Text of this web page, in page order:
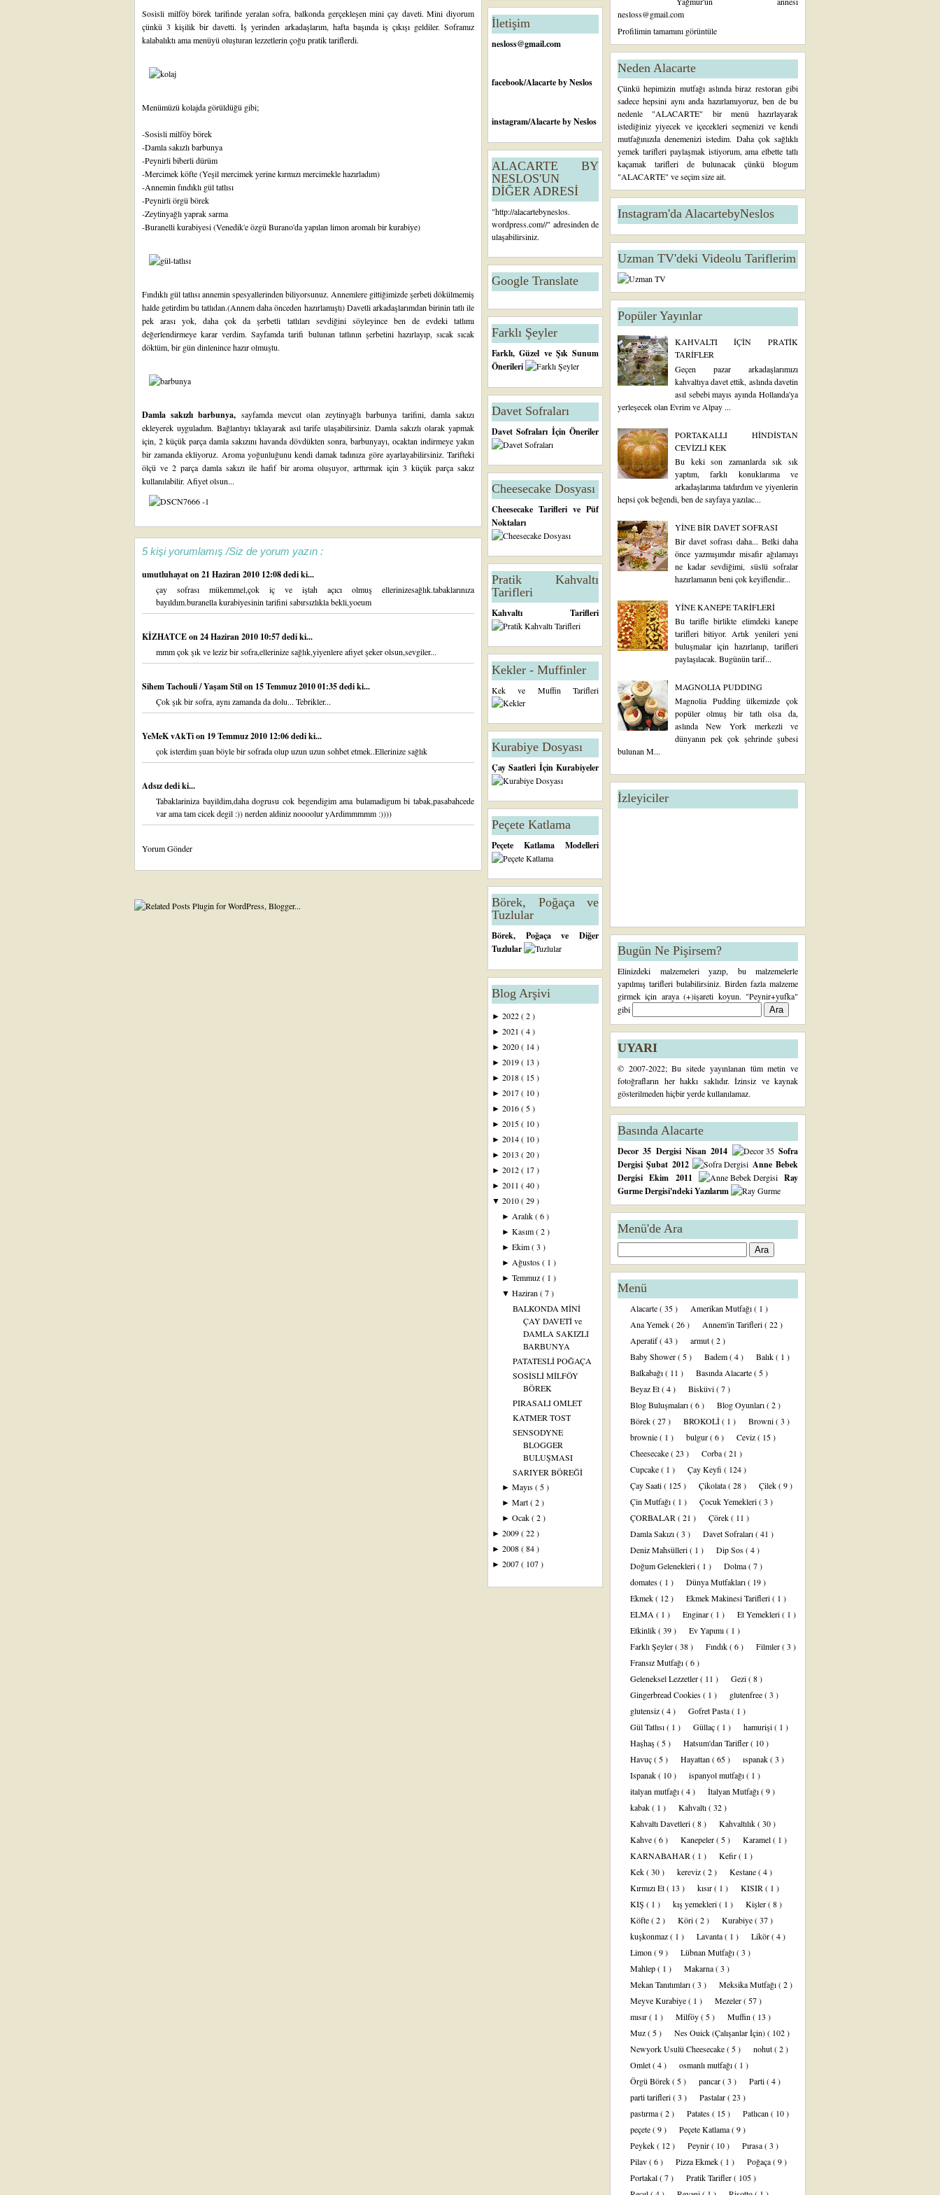
Sosisli milföy börek tarifinde yeralan sofra, balkonda gerçekleşen mini çay daveti. Mini diyorum
çünkü 3 kişilik bir davetti. İş yerinden arkadaşlarım, hafta başında iş çıkışı geldiler. Soframız
kalabalıktı ama menüyü oluşturan lezzetlerin çoğu pratik tariflerdi.
Menümüzü kolajda görüldüğü gibi;
-Sosisli milföy börek
-Damla sakızlı barbunya
-Peynirli biberli dürüm
-Mercimek köfte(Yeşil mercimek yerine kırmızı mercimekle hazırladım)
-Annemin fındıklı gül tatlısı
-Peynirli örgü börek
-Zeytinyağlı yaprak sarma
-Buranelli kurabiyesi (Venedik'e özgü Burano'da yapılan limon aromalı bir kurabiye)
Fındıklı gül tatlısıannemin spesyallerinden biliyorsunuz. Annemlere gittiğimizde şerbeti dökülmemiş
halde getirdim bu tatlıdan.(Annem daha önceden hazırlamıştı) Davetli arkadaşlarımdan birinin tatlı ile
pek arası yok, daha çok da şerbetli tatlıları sevdiğini söyleyince ben de evdeki tatlımı
değerlendirmeye karar verdim. Sayfamda tarifi bulunan tatlının şerbetini hazırlayıp, sıcak sıcak
döktüm, bir gün dinlenince hazır olmuştu.
Damla sakızlı barbunya, sayfamda mevcut olan zeytinyağlı barbunya tarifini, damla sakızı
ekleyerek uyguladım. Bağlantıyı tıklayarak asıl tarife ulaşabilirsiniz. Damla sakızlı olarak yapmak
için, 2 küçük parça damla sakızını havanda dövdükten sonra, barbunyayı, ocaktan indirmeye yakın
bir zamanda ekliyoruz. Aroma yoğunluğunu kendi damak tadınıza göre ayarlayabilirsiniz. Tarifteki
ölçü ve 2 parça damla sakızı ile hafif bir aroma oluşuyor, arttırmak için 3 küçük parça sakız
kullanılabilir. Afiyet olsun...
5 kişi yorumlamış /Siz de yorum yazın :
umutluhayaton 21 Haziran 2010 12:08 dedi ki...
çay sofrası mükemmel,çok iç ve iştah açıcı olmuş ellerinizesağlık.tabaklarınıza
bayıldım.buranella kurabiyesinin tarifini sabırsızlıkla bekli,yoeum
KİZHATCEon 24 Haziran 2010 10:57 dedi ki...
mmm çok şık ve leziz bir sofra,ellerinize sağlık,yiyenlere afiyet şeker olsun,sevgiler...
Sihem Tachouli / Yaşam Stilon 15 Temmuz 2010 01:35 dedi ki...
Çok şık bir sofra, aynı zamanda da dolu... Tebrikler...
YeMeK vAkTion 19 Temmuz 2010 12:06 dedi ki...
çok isterdim şuan böyle bir sofrada olup uzun uzun sohbet etmek..Ellerinize sağlık
Adsız dedi ki...
Tabaklariniza bayildim,daha dogrusu cok begendigim ama bulamadigum bi tabak,pasabahcede
var ama tam cicek degil :)) nerden aldiniz noooolur yArdimmmmm :))))
Yorum Gönder
İletişim
nesloss@gmail.com
facebook/Alacarte by Neslos
instagram/Alacarte by Neslos
ALACARTE BY
NESLOS'UN
DİĞER ADRESİ
"http://alacartebyneslos.
wordpress.com//" adresinden de
ulaşabilirsiniz.
Google Translate
Farklı Şeyler
Farklı, Güzel ve Şık Sunum
Önerileri
Davet Sofraları
Davet Sofraları İçin Öneriler
Cheesecake Dosyası
Cheesecake Tarifleri ve Püf
Noktaları
Pratik Kahvaltı
Tarifleri
Kahvaltı Tarifleri
Kekler - Muffinler
Kek ve Muffin Tarifleri
Kurabiye Dosyası
Çay Saatleri İçin Kurabiyeler
Peçete Katlama
Peçete Katlama Modelleri
Börek, Poğaça ve
Tuzlular
Börek, Poğaça ve Diğer
Tuzlular
Blog Arşivi
► 2022( 2 )
► 2021 ( 4 )
► 2020( 14 )
► 2019( 13 )
► 2018( 15 )
► 2017( 10 )
► 2016( 5 )
► 2015( 10 )
► 2014( 10 )
► 2013 ( 20 )
► 2012( 17 )
► 2011 ( 40 )
▼ 2010( 29 )
►Aralık( 6 )
►Kasım( 2 )
►Ekim( 3 )
►Ağustos( 1 )
►Temmuz( 1 )
▼Haziran( 7 )
BALKONDA MİNİ
ÇAY DAVETİ ve
DAMLA SAKIZLI
BARBUNYA
PATATESLİ POĞAÇA
SOSİSLİ MİLFÖY
BÖREK
PIRASALI OMLET
KATMER TOST
SENSODYNE
BLOGGER
BULUŞMASI
SARIYER BÖREĞİ
►Mayıs( 5 )
►Mart( 2 )
►Ocak( 2 )
► 2009( 22 )
► 2008( 84 )
► 2007( 107 )
nesloss@gmail.com
Profilimin tamamını görüntüle
Neden Alacarte
Çünkü hepimizin mutfağı aslında biraz restoran gibi
sadece hepsini aynı anda hazırlamıyoruz, ben de bu
nedenle "ALACARTE" bir menü hazırlayarak
istediğiniz yiyecek ve içecekleri seçmenizi ve kendi
mutfağınızda denemenizi istedim. Daha çok sağlıklı
yemek tarifleri paylaşmak istiyorum, ama elbette tatlı
kaçamak tarifleri de bulunacak çünkü blogum
"ALACARTE" ve seçim size ait.
Instagram'da AlacartebyNeslos
Uzman TV'deki Videolu Tariflerim
Popüler Yayınlar
KAHVALTI İÇİN PRATİK
TARİFLER
Geçen pazar arkadaşlarımızı
kahvaltıya davet ettik, aslında davetin
asıl sebebi mayıs ayında Hollanda'ya
yerleşecek olan Evrim ve Alpay ...
PORTAKALLI HİNDİSTAN
CEVİZLİ KEK
Bu keki son zamanlarda sık sık
yaptım, farklı konuklarıma ve
arkadaşlarıma tatdırdım ve yiyenlerin
hepsi çok beğendi, ben de sayfaya yazılac...
YİNE BİR DAVET SOFRASI
Bir davet sofrası daha... Belki daha
önce yazmışımdır misafir ağılamayı
ne kadar sevdiğimi, süslü sofralar
hazırlamanın beni çok keyiflendir...
YİNE KANEPE TARİFLERİ
Bu tarifle birlikte elimdeki kanepe
tarifleri bitiyor. Artık yenileri yeni
buluşmalar için hazırlanıp, tarifleri
paylaşılacak. Bugünün tarif...
MAGNOLIA PUDDING
Magnolia Pudding ülkemizde çok
popüler olmuş bir tatlı olsa da,
aslında New York merkezli ve
dünyanın pek çok şehrinde şubesi
bulunan M...
İzleyiciler
Bugün Ne Pişirsem?
Elinizdeki malzemeleri yazıp, bu malzemelerle
yapılmış tarifleri bulabilirsiniz. Birden fazla malzeme
girmek için araya (+)işareti koyun. "Peynir+yufka"
gibi
UYARI
© 2007-2022; Bu sitede yayınlanan tüm metin ve
fotoğrafların her hakkı saklıdır. İzinsiz ve kaynak
gösterilmeden hiçbir yerde kullanılamaz.
Basında Alacarte
Decor 35 Dergisi Nisan 2014
Sofra
Dergisi Şubat 2012
Anne Bebek
Dergisi Ekim 2011
Ray
Gurme Dergisi'ndeki Yazılarım
Menü'de Ara
Menü
Alacarte( 35 ) Amerikan Mutfağı( 1 )
Ana Yemek( 26 ) Annem'in Tarifleri( 22 )
Aperatif( 43 ) armut( 2 )
Baby Shower( 5 ) Badem( 4 ) Balık( 1 )
Balkabağı( 11 ) Basında Alacarte( 5 )
Beyaz Et( 4 ) Bisküvi( 7 )
Blog Buluşmaları( 6 ) Blog Oyunları( 2 )
Börek( 27 ) BROKOLİ( 1 ) Browni( 3 )
brownie( 1 ) bulgur( 6 ) Ceviz( 15 )
Cheesecake( 23 ) Corba( 21 )
Cupcake( 1 ) Çay Keyfi ( 124 )
Çay Saati( 125 ) Çikolata( 28 ) Çilek( 9 )
Çin Mutfağı( 1 ) Çocuk Yemekleri( 3 )
ÇORBALAR ( 21 ) Çörek( 11 )
Damla Sakızı( 3 ) Davet Sofraları( 41 )
Deniz Mahsülleri( 1 ) Dip Sos( 4 )
Doğum Gelenekleri( 1 ) Dolma( 7 )
domates( 1 ) Dünya Mutfakları( 19 )
Ekmek( 12 ) Ekmek Makinesi Tarifleri( 1 )
ELMA ( 1 ) Enginar( 1 ) Et Yemekleri( 1 )
Etkinlik( 39 ) Ev Yapımı( 1 )
Farklı Şeyler( 38 ) Fındık( 6 ) Filmler( 3 )
Fransız Mutfağı( 6 )
Geleneksel Lezzetler( 11 ) Gezi( 8 )
Gingerbread Cookies( 1 ) glutenfree( 3 )
glutensiz( 4 ) Gofret Pasta( 1 )
Gül Tatlısı( 1 ) Güllaç( 1 ) hamurişi( 1 )
Haşhaş( 5 ) Hatsum'dan Tarifler( 10 )
Havuç( 5 ) Hayattan ( 65 ) ıspanak( 3 )
Ispanak( 10 ) ispanyol mutfağı( 1 )
italyan mutfağı( 4 ) İtalyan Mutfağı( 9 )
kabak( 1 ) Kahvaltı( 32 )
Kahvaltı Davetleri( 8 ) Kahvaltılık( 30 )
Kahve( 6 ) Kanepeler( 5 ) Karamel( 1 )
KARNABAHAR ( 1 ) Kefir( 1 )
Kek( 30 ) kereviz( 2 ) Kestane( 4 )
Kırmızı Et( 13 ) kısır( 1 ) KISIR ( 1 )
KIŞ ( 1 ) kış yemekleri( 1 ) Kişler( 8 )
Köfte( 2 ) Köri( 2 ) Kurabiye( 37 )
kuşkonmaz( 1 ) Lavanta( 1 ) Likör( 4 )
Limon ( 9 ) Lübnan Mutfağı( 3 )
Mahlep( 1 ) Makarna( 3 )
Mekan Tanıtımları( 3 ) Meksika Mutfağı( 2 )
Meyve Kurabiye( 1 ) Mezeler( 57 )
mısır( 1 ) Milföy( 5 ) Muffin ( 13 )
Muz( 5 ) Nes Ouick (Çalışanlar İçin)( 102 )
Newyork Usulü Cheesecake( 5 ) nohut( 2 )
Omlet( 4 ) osmanlı mutfağı( 1 )
Örgü Börek( 5 ) pancar( 3 ) Parti( 4 )
parti tarifleri( 3 ) Pastalar( 23 )
pastırma( 2 ) Patates( 15 ) Patlıcan ( 10 )
peçete( 9 ) Peçete Katlama( 9 )
Peykek( 12 ) Peynir( 10 ) Pırasa( 3 )
Pilav( 6 ) Pizza Ekmek( 1 ) Poğaça( 9 )
Portakal( 7 ) Pratik Tarifler( 105 )